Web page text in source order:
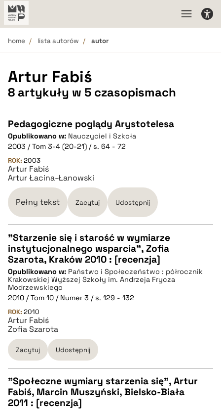
home lista autorów autor
Artur Fabiś
8 artykuły w 5 czasopismach
Pedagogiczne poglądy Arystotelesa
Opublikowano w: Nauczyciel i Szkoła
2003 / Tom 3-4 (20-21) / s. 64 - 72
ROK: 2003
Artur Fabiś
Artur Łacina-Łanowski
Pełny tekst Zacytuj Udostępnij
CZYSTY TEKST
pobierz cytat
BIBTEX
pobierz cytat
"Starzenie się i starość w wymiarze
instytucjonalnego wsparcia", Zofia
Szarota, Kraków 2010 : [recenzja]
Opublikowano w: Państwo i Społeczeństwo : półrocznik
Krakowskiej Wyższej Szkoły im. Andrzeja Frycza
Modrzewskiego
2010 / Tom 10 / Numer 3 / s. 129 - 132
ROK: 2010
Artur Fabiś
Zofia Szarota
Zacytuj Udostępnij
CZYSTY TEKST
"Społeczne wymiary starzenia się", Artur
Fabiś, Marcin Muszyński, Bielsko-Biała
2011 : [recenzja]